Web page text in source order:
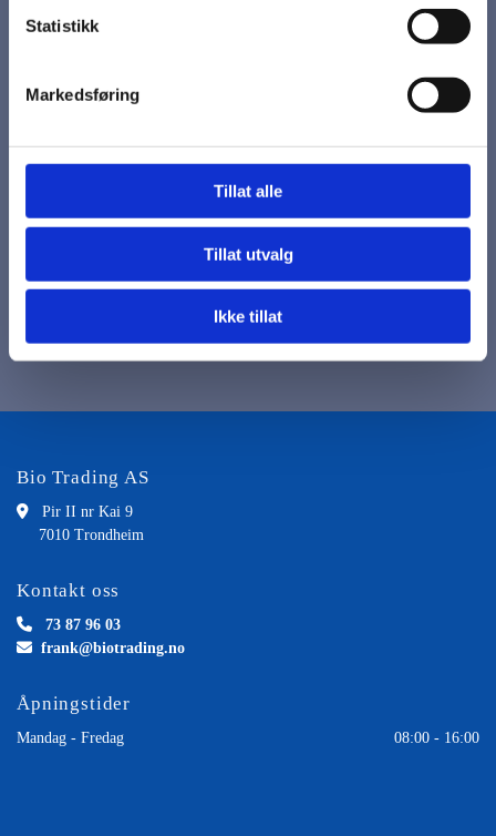
Statistikk
Markedsføring
Tillat alle
Tillat utvalg
Ikke tillat
Geiteskinn av garantert høyeste kvalitet, ekstra varmt fôr
C100 Thinsulate®-vinterfôret i 100 grams toppkvalitet.
Bio Trading AS
 Pir II nr Kai 9
7010 Trondheim
Kontakt oss
 73 87 96 03
 frank@biotrading.no
Åpningstider
Mandag - Fredag 08:00 - 16:00